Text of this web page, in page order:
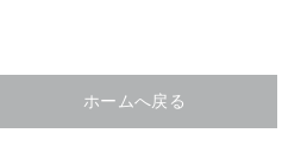
ホームへ戻る